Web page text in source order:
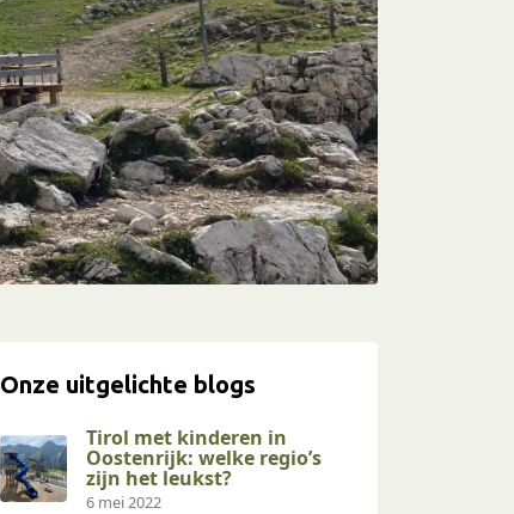
Onze uitgelichte blogs
Tirol met kinderen in
Oostenrijk: welke regio’s
zijn het leukst?
6 mei 2022